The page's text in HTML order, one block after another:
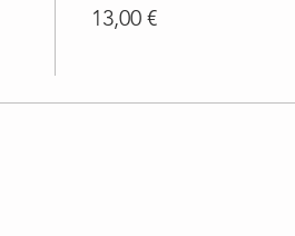
13,00 €